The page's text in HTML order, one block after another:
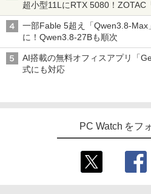
￥250
コカ・コーラ
ベルレス
版ビッグガン
￥810
パソコン 新
トPC CPU
メモリ12GB
HD HDMI
Wifi
ボード 新生
【マラソンセ
古ノートパ
ンキー Web
ows11
コン PC 一
ore i7 第4世
SSD512GB
ク
￥69,800
￥124,800
型 角度調整
PS5
(型番:
￥12,900
24G4/11
￥13,591
発行年月
￥19,800
超小型11LにRTX 5080！ZOTAC
実力を探る
一部Fable 5超え「Qwen3.8-
に！Qwen3.8-27Bも順次
AI搭載の無料オフィスアプリ「
式にも対応
PC Watch をフ